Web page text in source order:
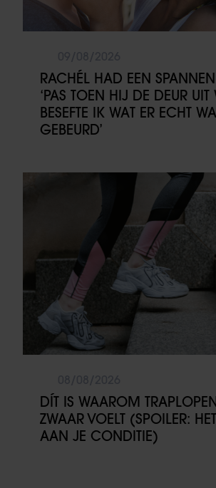
RACHÉL HAD EEN
‘PAS TOEN HIJ DE DEUR UIT
BESEFTE IK WAT ER ECHT
GEBEURD’
DÍT IS WAAROM
ZWAAR VOELT (SPOILER:
AAN JE CONDITIE)